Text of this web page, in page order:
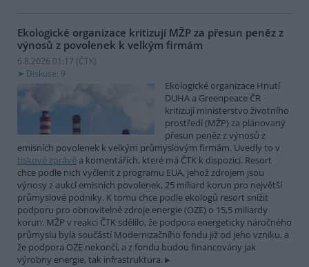
Ekologické organizace kritizují MŽP za přesun peněz z
výnosů z povolenek k velkým firmám
6.8.2026 01:17 (ČTK)
Diskuse: 9
Ekologické organizace Hnutí
DUHA a Greenpeace ČR
kritizují ministerstvo životního
prostředí (MŽP) za plánovaný
přesun peněz z výnosů z
emisních povolenek k velkým průmyslovým firmám. Uvedly to v
tiskové zprávě a komentářích, které má ČTK k dispozici. Resort
chce podle nich vyčlenit z programu EUA, jehož zdrojem jsou
výnosy z aukcí emisních povolenek, 25 miliard korun pro největší
průmyslové podniky. K tomu chce podle ekologů resort snížit
podporu pro obnovitelné zdroje energie (OZE) o 15,5 miliardy
korun. MŽP v reakci ČTK sdělilo, že podpora energeticky náročného
průmyslu byla součástí Modernizačního fondu již od jeho vzniku, a
že podpora OZE nekončí, a z fondu budou financovány jak
výrobny energie, tak infrastruktura.